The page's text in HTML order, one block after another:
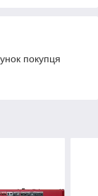
покупця